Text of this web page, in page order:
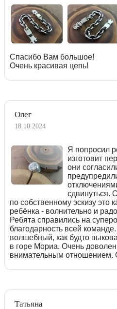
Спасибо Вам большое!
Очень красивая цепь!
Олег
18.10.2024
Я попросил
изготовит
они
сдвинуться.
по собственному эскизу это
ребёнка - волнительно и
Ребята справились на
благодарность всей
волшебный, как будто
в горе Мориа. Очень
внимательным отношением.
Татьяна